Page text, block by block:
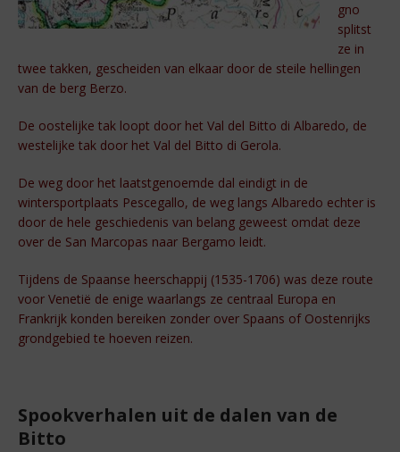
gno
splitst
ze in
twee takken, gescheiden van elkaar door de steile hellingen
van de berg Berzo.
De oostelijke tak loopt door het Val del Bitto di Albaredo, de
westelijke tak door het Val del Bitto di Gerola.
De weg door het laatstgenoemde dal eindigt in de
wintersportplaats Pescegallo, de weg langs Albaredo echter is
door de hele geschiedenis van belang geweest omdat deze
over de San Marcopas naar Bergamo leidt.
Tijdens de Spaanse heerschappij (1535-1706) was deze route
voor Venetië de enige waarlangs ze centraal Europa en
Frankrijk konden bereiken zonder over Spaans of Oostenrijks
grondgebied te hoeven reizen.
Spookverhalen uit de dalen van de
Bitto